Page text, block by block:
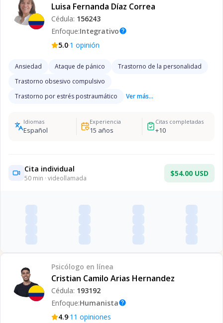
Luisa Fernanda Díaz Correa
Cédula: 156243
Enfoque:Integrativohelp
5.0·1 opinión
Ansiedad Ataque de pánico
Trastorno de la personalidad
Trastorno obsesivo compulsivo
Trastorno por estrés postraumático
Ver más...
Idiomas
Español
Experiencia
15 años
Citas completadas
+10
Cita individual
50 min · videollamada
$54.00 USD
Psicólogo en línea
Cristian Camilo Arias Hernandez
Cédula: 193192
Enfoque:Humanistahelp
4.9·11 opiniones